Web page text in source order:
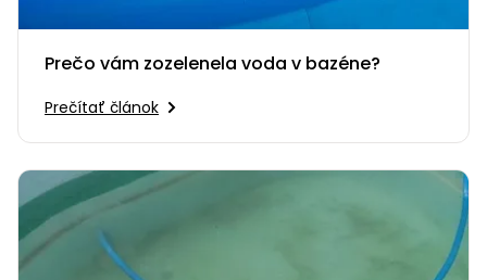
Prečo vám zozelenela voda v bazéne?
Prečítať článok